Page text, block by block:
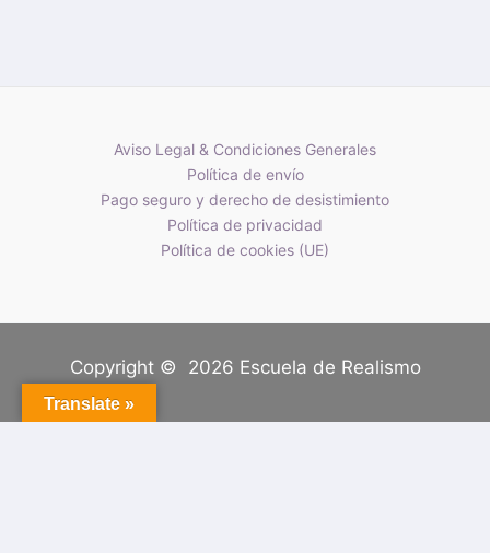
Aviso Legal & Condiciones Generales
Política de envío
Pago seguro y derecho de desistimiento
Política de privacidad
Política de cookies (UE)
Copyright © 2026 Escuela de Realismo
Translate »